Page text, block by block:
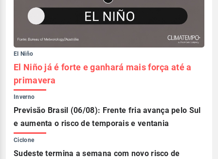
El Niño
El Niño já é forte e ganhará mais força até a
primavera
Inverno
Previsão Brasil (06/08): Frente fria avança pelo Sul
e aumenta o risco de temporais e ventania
Ciclone
Sudeste termina a semana com novo risco de